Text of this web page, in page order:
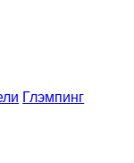
Глэмпинг